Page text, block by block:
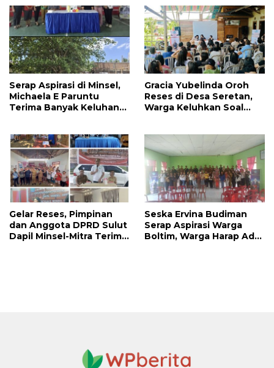
Jalan di Tandengan I
Warga
Serap Aspirasi di Minsel,
Michaela E Paruntu
Terima Banyak Keluhan
Gracia Yubelinda Oroh
Reses di Desa Seretan,
Warga Keluhkan Soal
Gelar Reses, Pimpinan
dan Anggota DPRD Sulut
Dapil Minsel-Mitra Terima
Seska Ervina Budiman
Serap Aspirasi Warga
Boltim, Warga Harap Ada